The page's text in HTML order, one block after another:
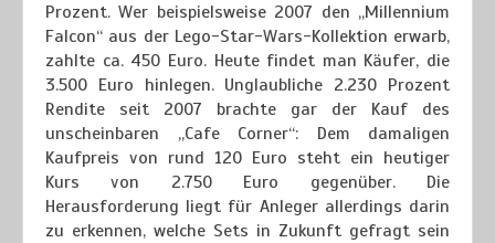
Prozent. Wer beispielsweise 2007 den „Millennium
Falcon“ aus der Lego-Star-Wars-Kollektion erwarb,
zahlte ca. 450 Euro. Heute findet man Käufer, die
3.500 Euro hinlegen. Unglaubliche 2.230 Prozent
Rendite seit 2007 brachte gar der Kauf des
unscheinbaren „Cafe Corner“: Dem damaligen
Kaufpreis von rund 120 Euro steht ein heutiger
Kurs von 2.750 Euro gegenüber. Die
Herausforderung liegt für Anleger allerdings darin
zu erkennen, welche Sets in Zukunft gefragt sein